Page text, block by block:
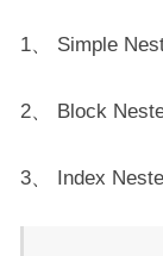
1、 Simple
2、 Block
3、 Index